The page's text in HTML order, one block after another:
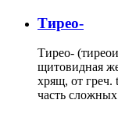
Тирео-
Тирео-
щитовидная
хрящ, от греч.
часть